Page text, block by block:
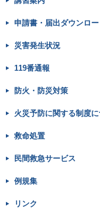
申請書・届出ダウンロー
災害発生状況
119番通報
防火・防災対策
火災予防に関する制度
救命処置
民間救急サービス
例規集
リンク